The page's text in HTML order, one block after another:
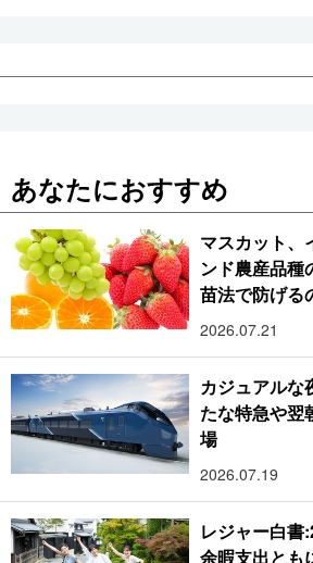
あなたにおすすめ
マスカット、
ンド農産品種
苗法で防げる
2026.07.21
カジュアルな
たな特急や翌
場
2026.07.19
レジャー白書
余暇支出とも